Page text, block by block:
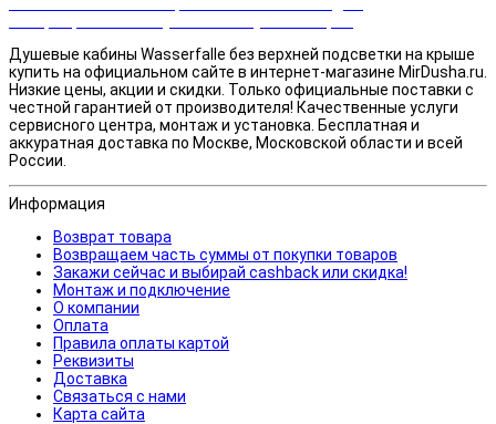
Душевые кабины Wasserfalle без верхней подсветки на крыше
купить на официальном сайте в интернет-магазине MirDusha.ru.
Низкие цены, акции и скидки. Только официальные поставки c
честной гарантией от производителя! Качественные услуги
сервисного центра, монтаж и установка. Бесплатная и
аккуратная доставка по Москве, Московской области и всей
России.
Информация
Возврат товара
Возвращаем часть суммы от покупки товаров
Закажи сейчас и выбирай cashback или скидка!
Монтаж и подключение
О компании
Оплата
Правила оплаты картой
Реквизиты
Доставка
Связаться с нами
Карта сайта